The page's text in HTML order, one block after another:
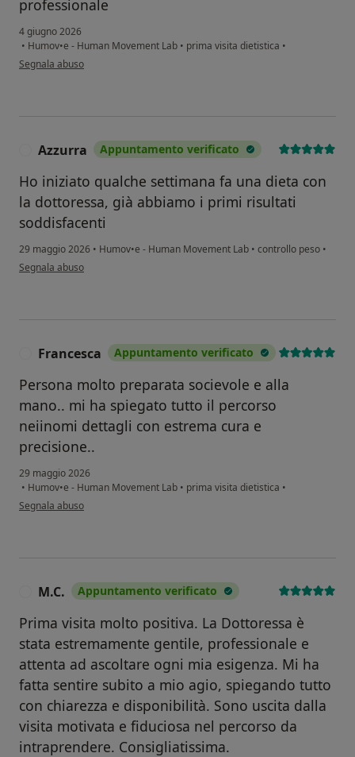
professionale
4 giugno 2026
• Humov•e - Human Movement Lab • prima visita dietistica •
secondo l'opinione dell'utente AR
Segnala abuso
Azzurra Appuntamento verificato
Ho iniziato qualche settimana fa una dieta con
la dottoressa, già abbiamo i primi risultati
soddisfacenti
29 maggio 2026 • Humov•e - Human Movement Lab • controllo peso •
secondo l'opinione dell'utente Azzurra
Segnala abuso
Francesca Appuntamento verificato
Persona molto preparata socievole e alla
mano.. mi ha spiegato tutto il percorso
neiinomi dettagli con estrema cura e
precisione..
29 maggio 2026
• Humov•e - Human Movement Lab • prima visita dietistica •
secondo l'opinione dell'utente Francesca
Segnala abuso
M.C. Appuntamento verificato
Prima visita molto positiva. La Dottoressa è
stata estremamente gentile, professionale e
attenta ad ascoltare ogni mia esigenza. Mi ha
fatta sentire subito a mio agio, spiegando tutto
con chiarezza e disponibilità. Sono uscita dalla
visita motivata e fiduciosa nel percorso da
intraprendere. Consigliatissima.